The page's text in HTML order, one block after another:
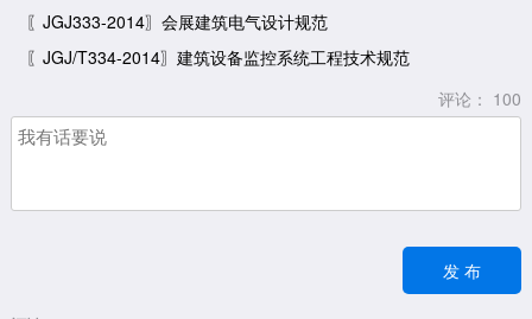
〖JGJ333-2014〗会展建筑电气设计规范
〖JGJ/T334-2014〗建筑设备监控系统工程技术规范
评论： 100